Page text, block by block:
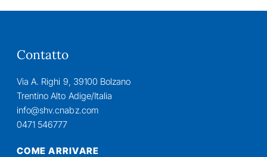
Contatto
Via A. Righi 9, 39100 Bolzano
Trentino Alto Adige/Italia
info@shv.cnabz.com
0471 546777
COME ARRIVARE